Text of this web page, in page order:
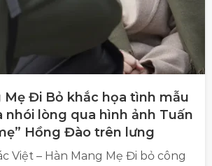
Mẹ Đi Bỏ khắc họa tình mẫu
nhói lòng qua hình ảnh Tuấn
Hồng Đào trên lưng
Việt – Hàn Mang Mẹ Đi bỏ công